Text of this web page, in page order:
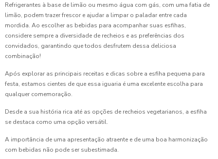
Coxinhas para Festa: 7 Receitas Irresistíveis para
Impressionar
Coxinhas para Festa: Como Preparar e Servir Este Petisco
Irresistível
Coxinhas para Festa: Como Preparar e Surpreender Seus
Convidados com Esta Delícia
Qualquer Evento
Seus Convidados
Refrigerantes à base de limão ou mesmo água com gás, com uma fatia de
limão, podem trazer frescor e ajudar a limpar o paladar entre cada
mordida. Ao escolher as bebidas para acompanhar suas esfihas,
considere sempre a diversidade de recheios e as preferências dos
convidados, garantindo que todos desfrutem dessa deliciosa
combinação!
Após explorar as principais receitas e dicas sobre a esfiha pequena para
festa, estamos cientes de que essa iguaria é uma excelente escolha para
qualquer comemoração.
Desde a sua história rica até as opções de recheios vegetarianos, a esfiha
se destaca como uma opção versátil.
A importância de uma apresentação atraente e de uma boa harmonização
com bebidas não pode ser subestimada.